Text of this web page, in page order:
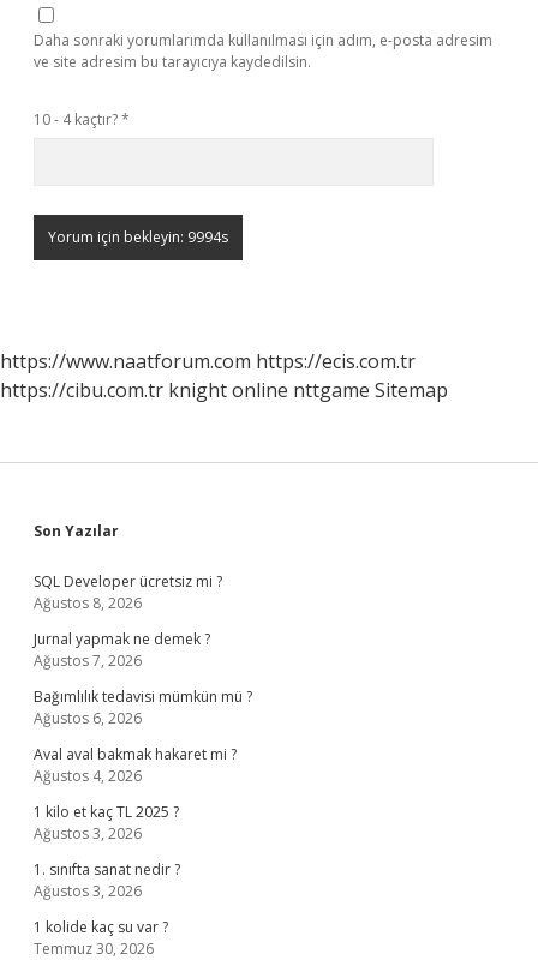
Daha sonraki yorumlarımda kullanılması için adım, e-posta adresim
ve site adresim bu tarayıcıya kaydedilsin.
10 - 4 kaçtır?*
https://www.naatforum.com https://ecis.com.tr
https://cibu.com.tr knight online nttgame Sitemap
Sidebar
Son Yazılar
SQL Developer ücretsiz mi ?
Ağustos 8, 2026
Jurnal yapmak ne demek ?
Ağustos 7, 2026
Bağımlılık tedavisi mümkün mü ?
Ağustos 6, 2026
Aval aval bakmak hakaret mi ?
Ağustos 4, 2026
1 kilo et kaç TL 2025 ?
Ağustos 3, 2026
1. sınıfta sanat nedir ?
Ağustos 3, 2026
1 kolide kaç su var ?
Temmuz 30, 2026